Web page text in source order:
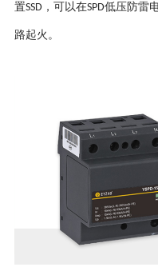
置SSD，可以在SPD低压防雷
路起火。